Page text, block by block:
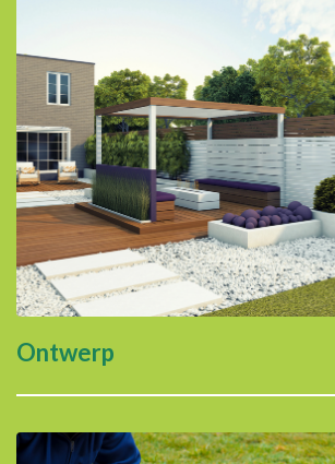
Ontwerp